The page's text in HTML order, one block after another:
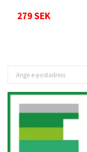
279 SEK